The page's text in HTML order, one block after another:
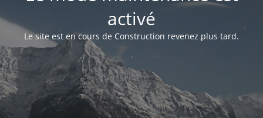
activé
Le site est en cours de Construction revenez plus tard.